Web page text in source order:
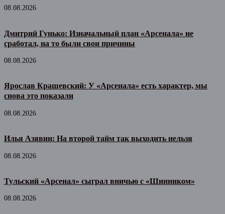
08.08.2026
Дмитрий Гунько: Изначальный план «Арсенала» не
сработал, на то были свои причины
08.08.2026
Ярослав Крашевский: У «Арсенала» есть характер, мы
снова это показали
08.08.2026
Илья Азявин: На второй тайм так выходить нельзя
08.08.2026
Тульский «Арсенал» сыграл вничью с «Шинником»
08.08.2026